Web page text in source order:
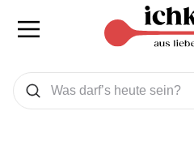
Was wollen Sie suchen
Suchen